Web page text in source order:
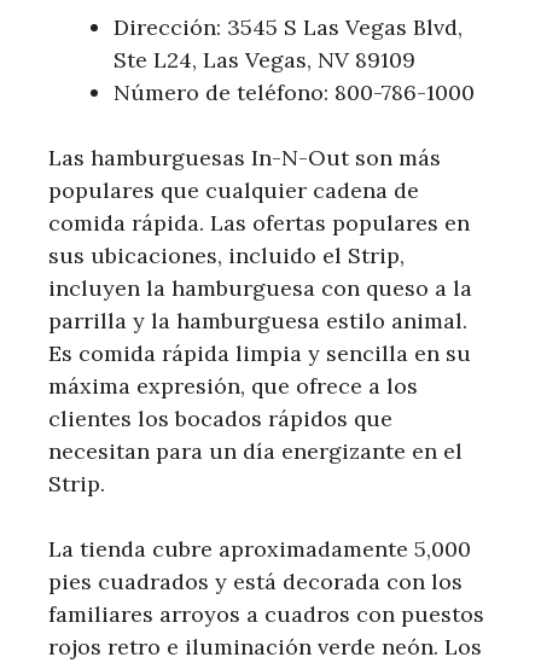
Dirección: 3545 S Las Vegas Blvd,
Ste L24, Las Vegas, NV 89109
Número de teléfono: 800-786-1000
Las hamburguesas In-N-Out son más
populares que cualquier cadena de
comida rápida. Las ofertas populares en
sus ubicaciones, incluido el Strip,
incluyen la hamburguesa con queso a la
parrilla y la hamburguesa estilo animal.
Es comida rápida limpia y sencilla en su
máxima expresión, que ofrece a los
clientes los bocados rápidos que
necesitan para un día energizante en el
Strip.
La tienda cubre aproximadamente 5,000
pies cuadrados y está decorada con los
familiares arroyos a cuadros con puestos
rojos retro e iluminación verde neón. Los